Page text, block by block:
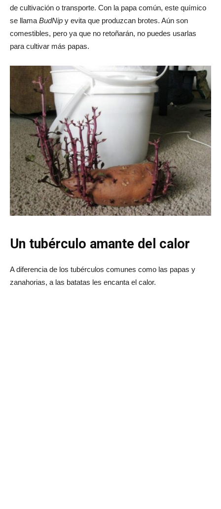
de cultivación o transporte. Con la papa común, este químico
se llama BudNip y evita que produzcan brotes. Aún son
comestibles, pero ya que no retoñarán, no puedes usarlas
para cultivar más papas.
Un tubérculo amante del calor
A diferencia de los tubérculos comunes como las papas y
zanahorias, a las batatas les encanta el calor.